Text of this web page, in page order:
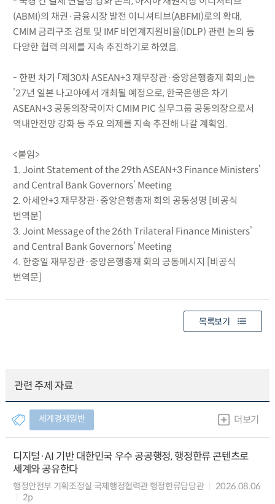
(ABMI)의 채권·금융시장 발전 이니셔티브(ABFMI)로의 확대,
CMIM 금리구조 검토 및 IMF 비연계지원비율(IDLP) 관련 논의 등
다양한 협력 의제를 지속 추진하기로 하였음.
- 한편 차기 「제30차 ASEAN+3 재무장관·중앙은행총재 회의」는
’27년 일본 나고야에서 개최될 예정으로, 한국은행은 차기
ASEAN+3 공동의장국이자 CMIM PIC 실무그룹 공동의장으로서
역내안전망 강화 등 주요 의제를 지속 추진해 나갈 계획임.
<붙임>
1. Joint Statement of the 29th ASEAN+3 Finance Ministers’
and Central Bank Governors’ Meeting
2. 아세안+3 재무장관·중앙은행총재 회의 공동성명 [비공식
번역문]
3. Joint Message of the 26th Trilateral Finance Ministers’
and Central Bank Governors’ Meeting
4. 한중일 재무장관·중앙은행총재 회의 공동메시지 [비공식
번역문]
목록보기
관련 주제 자료
세계경제일반 더보기
디지털·AI 기반 대한민국 우수 공공행정, 행정한류 콘텐츠로
세계와 공유한다
행정안전부 기획조정실 국제행정협력관 행정한류담당관
2026.08.06
2p